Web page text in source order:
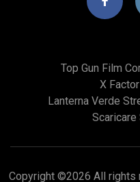
Top Gun Film
X
Lanterna Verde
Scaricare
Copyright ©2026 All rights